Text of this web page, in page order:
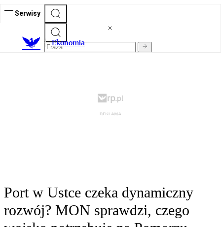
Serwisy
Ekonomia
Port w Ustce czeka dynamiczny
rozwój? MON sprawdzi, czego